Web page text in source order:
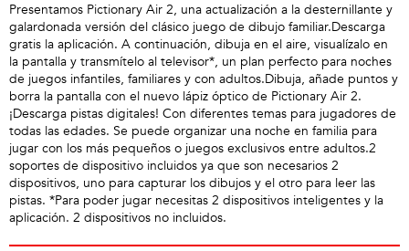
Presentamos Pictionary Air 2, una actualización a la desternillante y
galardonada versión del clásico juego de dibujo familiar.Descarga
gratis la aplicación. A continuación, dibuja en el aire, visualízalo en
la pantalla y transmítelo al televisor*, un plan perfecto para noches
de juegos infantiles, familiares y con adultos.Dibuja, añade puntos y
borra la pantalla con el nuevo lápiz óptico de Pictionary Air 2.
¡Descarga pistas digitales! Con diferentes temas para jugadores de
todas las edades. Se puede organizar una noche en familia para
jugar con los más pequeños o juegos exclusivos entre adultos.2
soportes de dispositivo incluidos ya que son necesarios 2
dispositivos, uno para capturar los dibujos y el otro para leer las
pistas. *Para poder jugar necesitas 2 dispositivos inteligentes y la
aplicación. 2 dispositivos no incluidos.